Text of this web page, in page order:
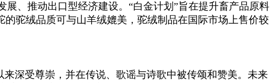
展、推动出口型经济建设。“白金计划”旨在提升畜产品原料
驼绒品质可与山羊绒媲美，驼绒制品在国际市场上售价较
深受尊崇，并在传说、歌谣与诗歌中被传颂和赞美。未来